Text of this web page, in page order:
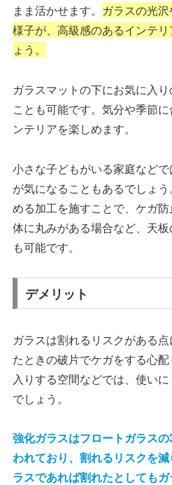
まま活かせます。 ガラスの光
様子が、高級感のあるインテ
ょう。
ガラスマットの下にお気に入
ことも可能です。気分や季節
ンテリアを楽しめます。
小さな子どもがいる家庭など
が気になることもあるでしょ
める加工を施すことで、ケガ
体に丸みがある場合など、天
も可能です。
デメリット
ガラスは割れるリスクがある
たときの破片でケガをする心
入りする空間などでは、使い
でしょう。
強化ガラスはフロートガラス
われており、割れるリスクを
ラスであれば割れたとしても